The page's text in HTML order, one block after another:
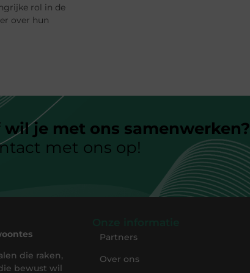
rol in de
over hun
wil je met ons samenwerken?
met ons op!
die raken,
bewust wil
Partners
Over ons